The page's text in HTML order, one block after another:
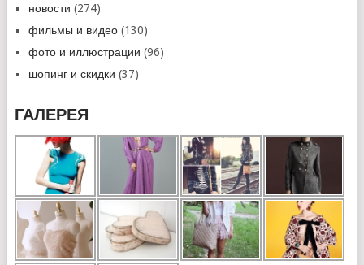
новости (274)
фильмы и видео(130)
фото и иллюстрации (96)
шопинг и скидки (37)
ГАЛЕРЕЯ